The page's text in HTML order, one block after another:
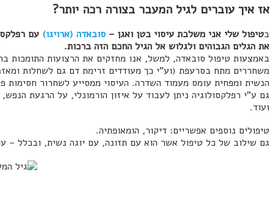
אז איך עוברים לגיל המעבר בצורה רכה יותר?
בטיפול שלי אני משלבת עיסוי בטן ואגן – סובאדה (ארויגו) עם
את הגלים הגבוהים ולגלוש אל הגיל החכם הזה ברכות.
באמצעות טיפול סובאדה, למשל, אנו מחזקים את הרצועות התומכות
משחררים מתח בסרעפת (וע"י כך מעודדים זרימת דם גם לשחלות
הנשית ומפחית עומס מעמוד השדרה. העיסוי ממסייע לשחרור חסימות
גם ע"י רפלקסולוגיה ניתן לעבוד על איזון הורמונלי, על הרגעת
ועוד.
טיפולים נוספים אפשריים: דיקור, הומאופתיה.
גם שילוב של כל טיפול אשר הוא עם תזונה, עם יוגה נשית, ובכלל –